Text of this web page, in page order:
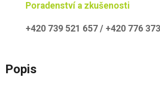
Poradenství a zkušenosti
+420 739 521 657 / +420 776
Popis